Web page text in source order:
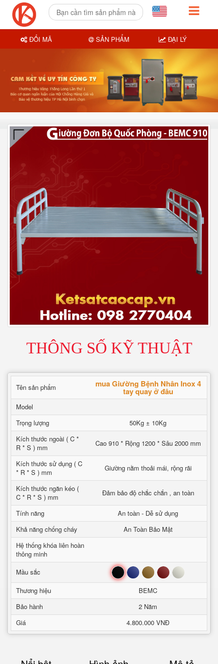
THÔNG SỐ KỸ THUẬT
Tên sản phẩm mua Giường Bệnh Nhân Inox 4
tay quay ở đâu
Model
Trọng lượng
50Kg ± 10Kg
Kích thước ngoài ( C *
R * S ) mm
Cao 910 * Rộng 1200 * Sâu 2000 mm
Kích thước sử dụng ( C
* R * S ) mm
Giường nằm thoải mái, rộng rãi
Kích thước ngăn kéo (
C * R * S ) mm
Đảm bảo độ chắc chắn , an toàn
Tính năng
An toàn - Dễ sử dụng
Khả năng chống cháy
An Toàn Bảo Mật
Hệ thống khóa liên hoàn
thông minh
Mầu sắc
Đen Xanh Nâu Đỏ Trắng
Thương hiệu
BEMC
Bảo hành
2 Năm
Giá
4.800.000 VNĐ
ĐỔI MÃ SẢN PHẨM ĐẠI LÝ